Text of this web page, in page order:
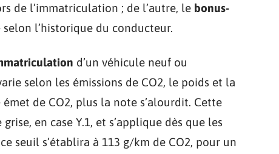
de l’immatriculation ; de l’autre, le bonus-
l’historique du conducteur.
d’un véhicule neuf ou
selon les émissions de CO2, le poids et la
de CO2, plus la note s’alourdit. Cette
en case Y.1, et s’applique dès que les
seuil s’établira à 113 g/km de CO2, pour un